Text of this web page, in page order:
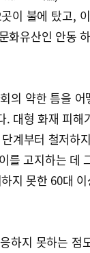
이 불에 탔고,
화유산인 안동
의 약한 틈을
대형 화재 피해
계부터 철저하
를 고지하는 데
지 못한 60대
하지 못하는 점